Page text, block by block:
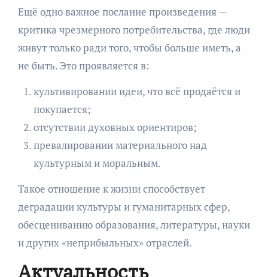
Ещё одно важное послание произведения —
критика чрезмерного потребительства, где люди
живут только ради того, чтобы больше иметь, а
не быть. Это проявляется в:
культивировании идеи, что всё продаётся и
покупается;
отсутствии духовных ориентиров;
превалировании материального над
культурным и моральным.
Такое отношение к жизни способствует
деградации культуры и гуманитарных сфер,
обесцениванию образования, литературы, науки
и других «неприбыльных» отраслей.
Актуальность